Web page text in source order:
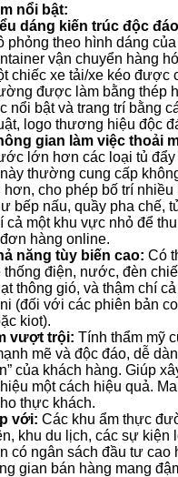
nổi bật:
dáng kiến trúc độc
phỏng theo hình dáng
vận chuyển hàng
chiếc xe tải/xe kéo được
được làm bằng thép
nổi bật và trang trí bằng
logo thương hiệu độc
gian làm việc thoải
lớn hơn các loại tủ
thường cung cấp
hơn, cho phép bố trí
bếp nấu, quầy pha chế,
cả một khu vực nhỏ để
hàng online.
năng tùy biến cao: Có
thống điện, nước, đèn
thông gió, và thậm chí
(đối với các phiên bản
kiot).
vượt trội: Tính thẩm mỹ
mẽ và độc đáo, dễ
của khách hàng. Giúp
một cách hiệu quả.
thực khách.
với: Các khu ẩm thực
khu du lịch, các sự kiện
có ngân sách đầu tư cao
gian bán hàng mang